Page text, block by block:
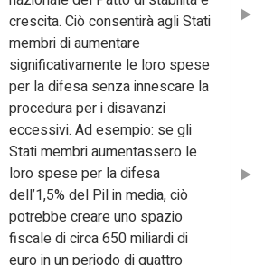
crescita. Ciò consentirà agli Stati
membri di aumentare
significativamente le loro spese
per la difesa senza innescare la
procedura per i disavanzi
eccessivi. Ad esempio: se gli
Stati membri aumentassero le
loro spese per la difesa
dell’1,5% del Pil in media, ciò
potrebbe creare uno spazio
fiscale di circa 650 miliardi di